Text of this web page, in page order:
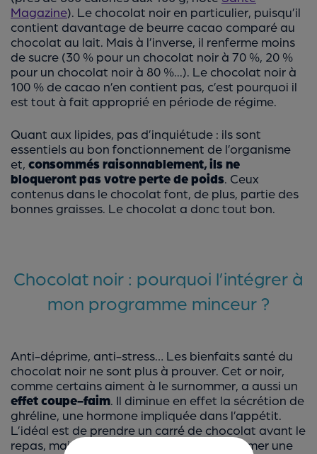
Magazine). Le chocolat noir en particulier, puisqu’il
contient davantage de beurre cacao comparé au
chocolat au lait. Mais à l’inverse, il renferme moins
de sucre (30 % pour un chocolat noir à 70 %, 20 %
pour un chocolat noir à 80 %...). Le chocolat noir à
100 % de cacao n’en contient pas, c’est pourquoi il
est tout à fait approprié en période de régime.
Quant aux lipides, pas d’inquiétude : ils sont
essentiels au bon fonctionnement de l’organisme
et, consommés raisonnablement, ils ne
bloqueront pas votre perte de poids . Ceux
contenus dans le chocolat font, de plus, partie des
bonnes graisses. Le chocolat a donc tout bon.
Chocolat noir : pourquoi l’intégrer à
mon programme minceur ?
Anti-déprime, anti-stress… Les bienfaits santé du
chocolat noir ne sont plus à prouver. Cet or noir,
comme certains aiment à le surnommer, a aussi un
effet coupe-faim . Il diminue en effet la sécrétion de
ghréline, une hormone impliquée dans l’appétit.
L’idéal est de prendre un carré de chocolat avant le
repas, mais vous pouvez aussi en consommer une